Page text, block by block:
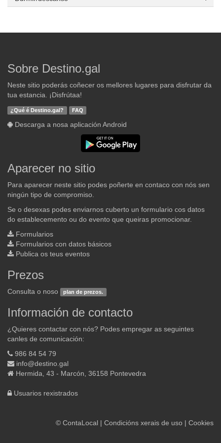
Sobre Destino.gal
Neste sitio poderás coñecer os mellores lugares para disfrutar da
tua estancia. ¡Disfrútaa!
¿Qué é Destino.gal? FAQ
Descarga a nosa aplicación Android
Aparecer no sitio
Para aparecer neste sitio podes poñerte en contaco con nós sen
ningún tipo de compromiso.
Se o desexas podes enviarnos cuberto un formulario cos datos
do establecemento ou do evento que queiras promocionar.
Formularios
Formularios con datos básicos
Publica os teus eventos
Prezos
Consulta o noso plan de prezos.
Información de contacto
¿Quieres contactar con nós? Podes empregar as seguintes
canles de comunicación:
986 84 54 79
info@destino.gal
Hermida, 43 - Marcón, 36158 Pontevedra
Usuarios rexistrados
© ContaLocal | Condicións xerais de uso | Cookies